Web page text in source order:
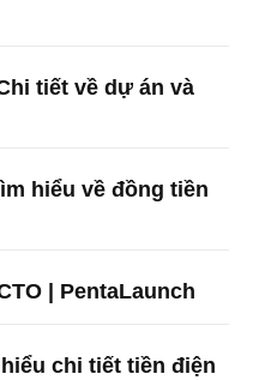
tiết về dự án và
hiểu về đồng tiền
| PentaLaunch
chi tiết tiền điện